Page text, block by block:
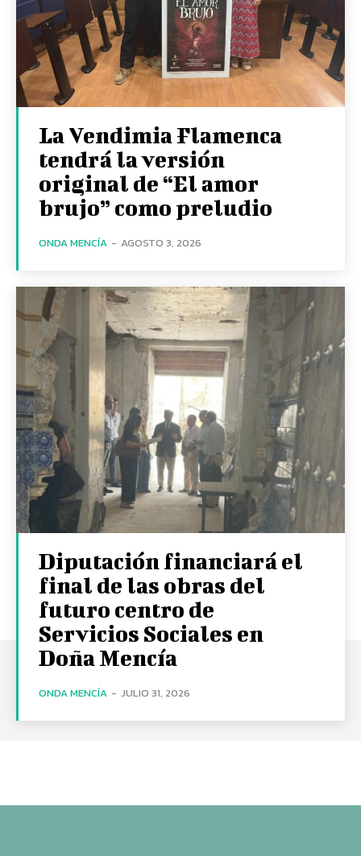
La Vendimia Flamenca
tendrá la versión
original de “El amor
brujo” como preludio
ONDA MENCÍA - AGOSTO 3, 2026
Diputación financiará el
final de las obras del
futuro centro de
Servicios Sociales en
Doña Mencía
ONDA MENCÍA - JULIO 31, 2026